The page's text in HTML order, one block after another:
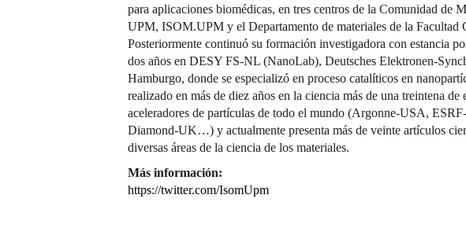
para aplicaciones biomédicas, en tres centros de la Comunidad de
UPM, ISOM.UPM y el Departamento de materiales de la Facultad
Posteriormente continuó su formación investigadora con estancia
dos años en DESY FS-NL (NanoLab), Deutsches Elektronen-
Hamburgo, donde se especializó en proceso catalíticos en
realizado en más de diez años en la ciencia más de una treintena de
aceleradores de partículas de todo el mundo (Argonne-USA,
Diamond-UK…) y actualmente presenta más de veinte artículos
diversas áreas de la ciencia de los materiales.
Más información:
https://twitter.com/IsomUpm